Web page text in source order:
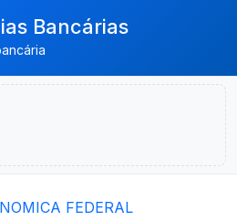
Bancárias
FEDERAL